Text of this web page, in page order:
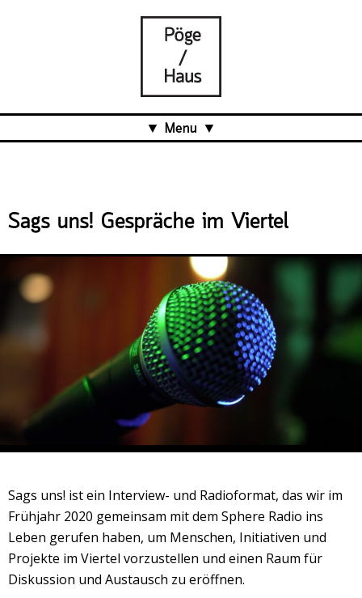
Menu
Über uns
Was ist das Pöge-Haus?
Team
Organisation
Mitarbeit
Veranstaltungsrückblick
Kontakt und Anfahrt
Datenschutz
Räume mieten
#4696 (no title)
Presse/Newsletter
Sags uns! Gespräche im Viertel
Sags uns! ist ein Interview- und Radioformat, das wir im
Frühjahr 2020 gemeinsam mit dem Sphere Radio ins
Leben gerufen haben, um Menschen, Initiativen und
Projekte im Viertel vorzustellen und einen Raum für
Diskussion und Austausch zu eröffnen.